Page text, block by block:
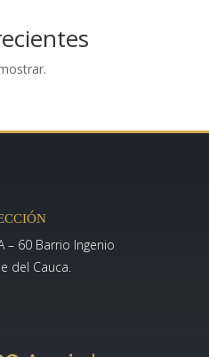
– 60 Barrio Ingenio
del Cauca.